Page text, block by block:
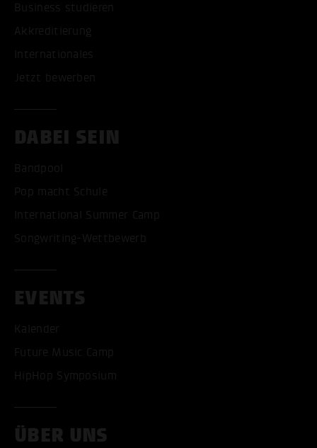
Business studieren
Akkreditierung
Internationales
Jetzt bewerben
DABEI SEIN
Bandpool
Pop macht Schule
International Summer Camp
Songwriting-Wettbewerb
EVENTS
Kalender
Future Music Camp
HipHop Symposium
ÜBER UNS